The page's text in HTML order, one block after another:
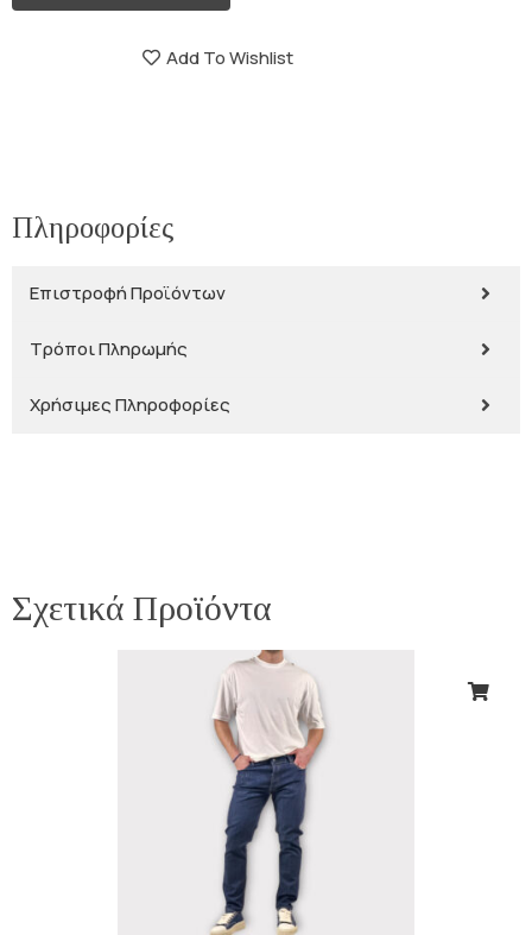
Add To Wishlist
Πληροφορίες
Επιστροφή Προϊόντων
Τρόποι Πληρωμής
Χρήσιμες Πληροφορίες
Σχετικά Προϊόντα